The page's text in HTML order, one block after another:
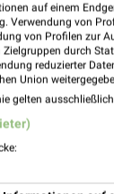
Str. 2
• Angebote: 1
auf einem
Verwendung von
von Profilen zur
durch
reduzierter
Union
gelten